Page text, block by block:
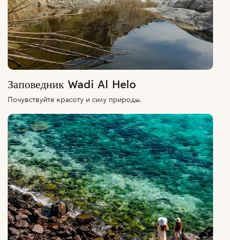
Заповедник Wadi Al Helo
Почувствуйте красоту и силу природы.